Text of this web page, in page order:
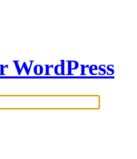
WordPress